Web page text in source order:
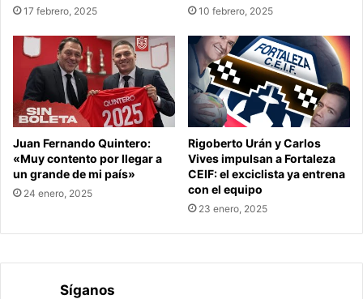
17 febrero, 2025 10 febrero, 2025
Juan Fernando Quintero:
«Muy contento por llegar a
un grande de mi país»
24 enero, 2025
Rigoberto Urán y Carlos
Vives impulsan a Fortaleza
CEIF: el exciclista ya entrena
con el equipo
23 enero, 2025
Síganos